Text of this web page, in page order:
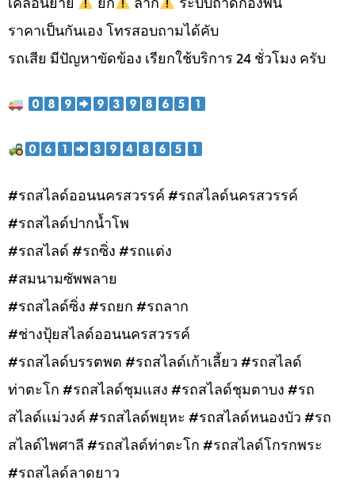
ราคาเป็นกันเอง โทรสอบถามได้คับ
รถเสีย มีปัญหาขัดข้อง เรียกใช้บริการ 24 ชั่วโมง ครับ
#รถสไลด์ออนนครสวรรค์ #รถสไลด์นครสวรรค์
#รถสไลด์ปากน้ำโพ
#รถสไลด์ #รถซิ่ง #รถแต่ง
#สมนามซัพพลาย
#รถสไลด์ซิ่ง #รถยก #รถลาก
#ช่างปุ้ยสไลด์ออนนครสวรรค์
#รถสไลด์บรรตพต #รถสไลด์เก้าเลี้ยว #รถสไลด์
ท่าตะโก #รถสไลด์ชุมเเสง #รถสไลด์ชุมตาบง #รถ
สไลด์เเม่วงค์ #รถสไลด์พยุหะ #รถสไลด์หนองบัว #รถ
สไลด์ไพศาลี #รถสไลด์ท่าตะโก #รถสไลด์โกรกพระ
#รถสไลด์ลาดยาว